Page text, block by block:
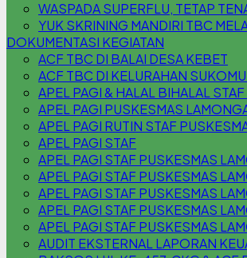
WASPADA SUPERFLU, TETAP
YUK SKRINING MANDIRI TBC
DOKUMENTASI KEGIATAN
ACF TBC DI BALAI DESA KEBET
ACF TBC DI KELURAHAN
APEL PAGI & HALAL BIHALAL
APEL PAGI PUSKESMAS
APEL PAGI RUTIN STAF
APEL PAGI STAF
APEL PAGI STAF PUSKESMAS
APEL PAGI STAF PUSKESMAS
APEL PAGI STAF PUSKESMAS
APEL PAGI STAF PUSKESMAS
APEL PAGI STAF PUSKESMAS
AUDIT EKSTERNAL LAPORAN